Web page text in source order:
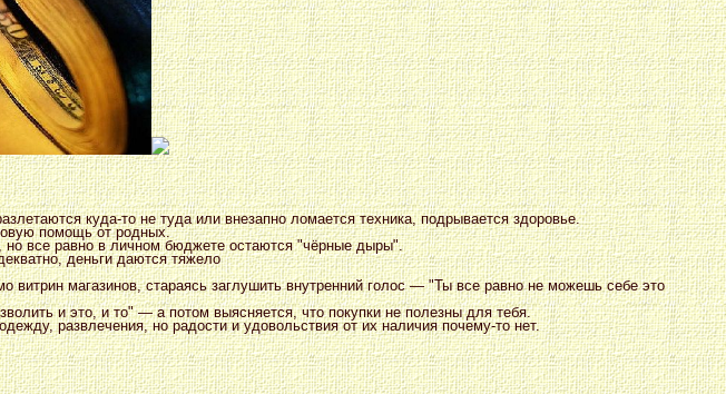
куда-то не туда или внезапно ломается техника, подрывается здоровье.
помощь от родных.
но все равно в личном бюджете остаются "чёрные дыры".
деньги даются тяжело
витрин магазинов, стараясь заглушить внутренний голос — "Ты все равно не можешь себе это
и это, и то" — а потом выясняется, что покупки не полезны для тебя.
развлечения, но радости и удовольствия от их наличия почему-то нет.